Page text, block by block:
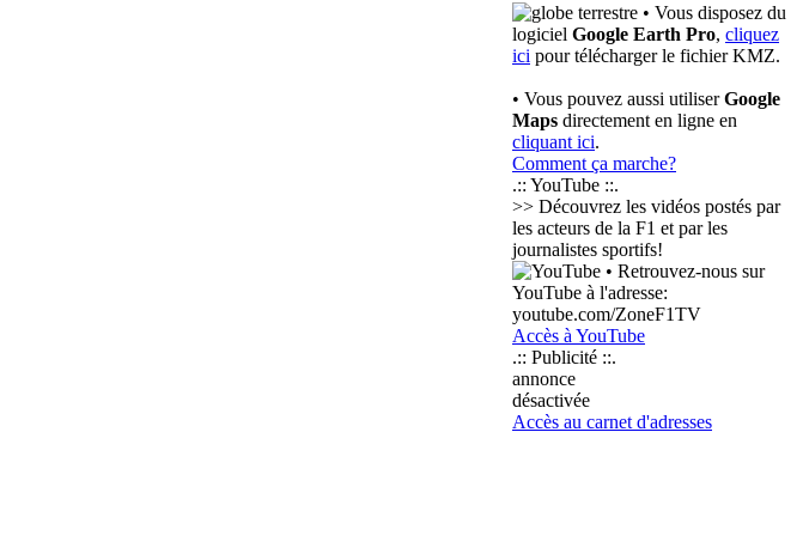
• Vous disposez du
logiciel Google Earth Pro, cliquez
ici pour télécharger le fichier KMZ.
• Vous pouvez aussi utiliserGoogle
Maps directement en ligne en
cliquant ici.
Comment ça marche?
.:: YouTube ::.
>> Découvrez les vidéos postés par
les acteurs de la F1 et par les
journalistes sportifs!
• Retrouvez-nous sur
YouTube à l'adresse:
youtube.com/ZoneF1TV
Accès à YouTube
.:: Publicité ::.
annonce
désactivée
Accès au carnet d'adresses